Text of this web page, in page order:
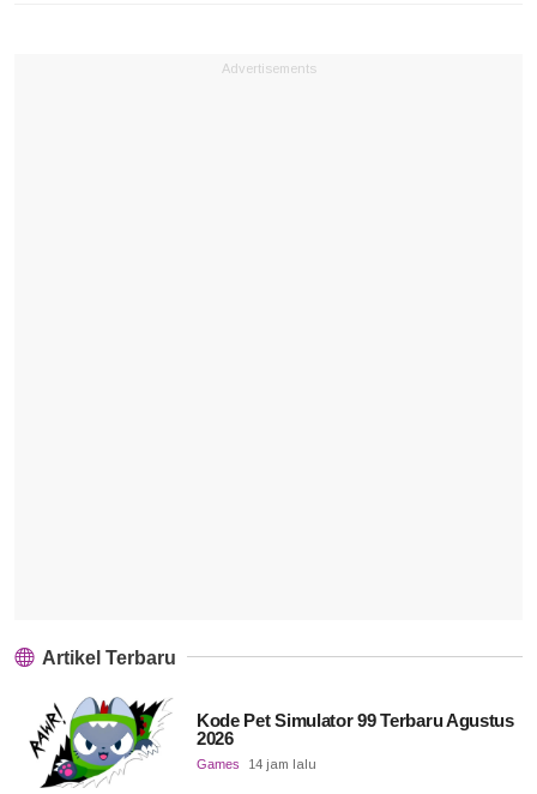
Advertisements
Artikel Terbaru
Kode Pet Simulator 99 Terbaru Agustus
2026
Games 14 jam lalu